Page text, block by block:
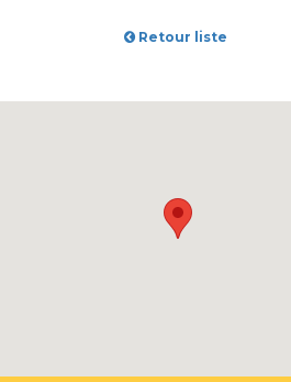
Retour liste